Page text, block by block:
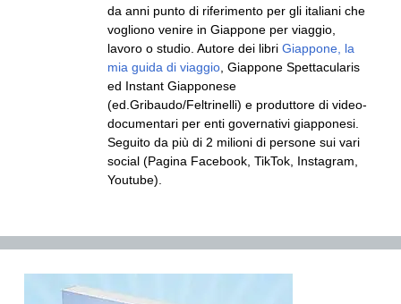
da anni punto di riferimento per gli italiani che
vogliono venire in Giappone per viaggio,
lavoro o studio. Autore dei libri Giappone, la
mia guida di viaggio , Giappone Spettacularis
ed Instant Giapponese
(ed.Gribaudo/Feltrinelli) e produttore di video-
documentari per enti governativi giapponesi.
Seguito da più di 2 milioni di persone sui vari
social (Pagina Facebook, TikTok, Instagram,
Youtube).